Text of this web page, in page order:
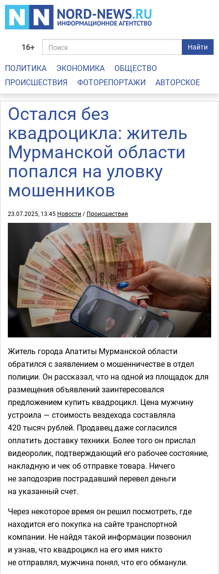
16+ Найти
ПОЛИТИКА ЭКОНОМИКА
ОБЩЕСТВО
ПРОИСШЕСТВИЯ
ФОТОРЕПОРТАЖИ АВТОРСКОЕ
Остался без
квадроцикла: житель
Мурманской области
попался на уловку
мошенников
23.07.2025, 13:45 Новости / Происшествия
Житель города Апатиты Мурманской области
обратился с заявлением о мошенничестве в отдел
полиции. Он рассказал, что на одной из площадок для
размещения объявлений заинтересовался
предложением купить квадроцикл. Цена мужчину
устроила — стоимость вездехода составляла
420 тысяч рублей. Продавец даже согласился
оплатить доставку техники. Более того он прислал
видеоролик, подтверждающий его рабочее состояние,
накладную и чек об отправке товара. Ничего
не заподозрив пострадавший перевел деньги
на указанный счет.
Через некоторое время он решил посмотреть, где
находится его покупка на сайте транспортной
компании. Не найдя такой информации позвонил
и узнав, что квадроцикл на его имя никто
не отправлял, мужчина понял, что его обманули.